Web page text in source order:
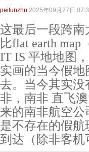
peilunzhu 2025年09月27日
这最后一段跨
比flat earth map
IT IS 平地地图
实画的当今假
去。当今其实
非，南非 直飞
来的南非航空
是不存在的假
到达（除非客机